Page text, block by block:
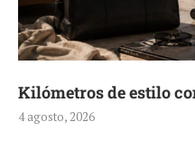
Kilómetros de estilo
4 agosto, 2026